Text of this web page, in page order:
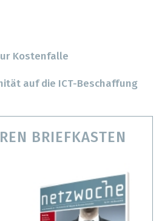
Kostenfalle
auf die ICT-Beschaffung
BRIEFKASTEN